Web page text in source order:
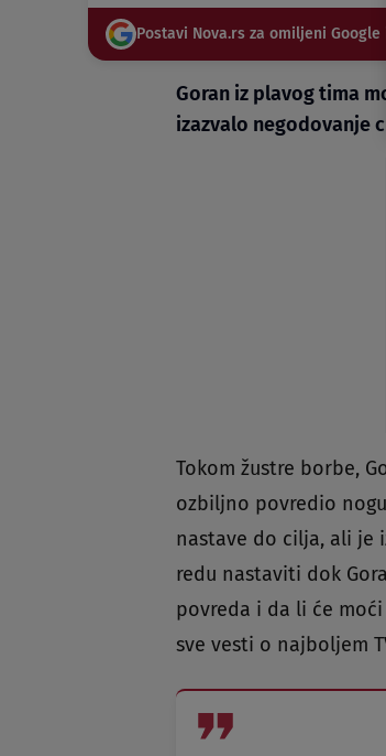
Postavi Nova.rs za omiljeni Google
Goran iz plavog tima
izazvalo negodovanje
Tokom žustre borbe,
ozbiljno povredio
nastave do cilja, ali je
redu nastaviti dok
povreda i da li će
sve vesti o najboljem